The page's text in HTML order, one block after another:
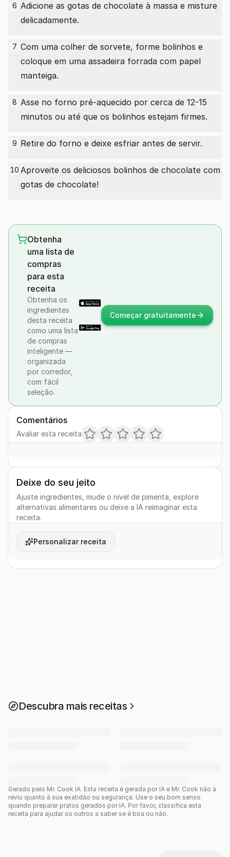
6 Adicione as gotas de chocolate à massa e misture
delicadamente.
7 Com uma colher de sorvete, forme bolinhos e
coloque em uma assadeira forrada com papel
manteiga.
8 Asse no forno pré-aquecido por cerca de 12-15
minutos ou até que os bolinhos estejam firmes.
9 Retire do forno e deixe esfriar antes de servir.
10 Aproveite os deliciosos bolinhos de chocolate com
gotas de chocolate!
Obtenha
uma lista de
compras
para esta
receita
Obtenha os
ingredientes
desta receita
como uma lista
de compras
inteligente —
organizada
por corredor,
com fácil
seleção.
Começar gratuitamente
Comentários
Avaliar esta receita
Deixe do seu jeito
Ajuste ingredientes, mude o nível de pimenta, explore
alternativas alimentares ou deixe a IA reimaginar esta
receita.
Personalizar receita
Descubra mais receitas
Gerado pelo Mr. Cook IA. Esta receita é gerada por IA e Mr. Cook não a
reviu quanto à sua exatidão ou segurança. Use o seu bom senso
quando preparar pratos gerados por IA. Por favor, classifica esta
receita para ajudar os outros a saber se é boa ou não.